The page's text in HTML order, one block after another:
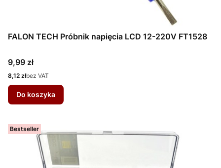
FALON TECH Próbnik napięcia LCD 12-220V FT1528
Cena
9,99 zł
Cena
8,12 złbez VAT
Do koszyka
Bestseller